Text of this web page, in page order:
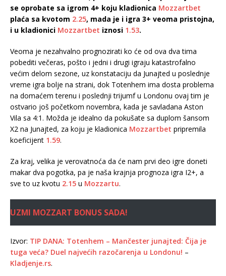
se oprobate sa igrom 4+ koju kladionica Mozzartbet
plaća sa kvotom 2.25, mada je i igra 3+ veoma pristojna,
i u kladionici Mozzartbet iznosi 1.53.
Veoma je nezahvalno prognozirati ko će od ova dva tima
pobediti večeras, pošto i jedni i drugi igraju katastrofalno
većim delom sezone, uz konstataciju da Junajted u poslednje
vreme igra bolje na strani, dok Totenhem ima dosta problema
na domaćem terenu i poslednji trijumf u Londonu ovaj tim je
ostvario još početkom novembra, kada je savladana Aston
Vila sa 4:1. Možda je idealno da pokušate sa duplom šansom
X2 na Junajted, za koju je kladionica Mozzartbet pripremila
koeficijent 1.59.
Za kraj, velika je verovatnoća da će nam prvi deo igre doneti
makar dva pogotka, pa je naša krajnja prognoza igra I2+, a
sve to uz kvotu 2.15 u Mozzartu.
UZMI MOZZART BONUS SADA!
Izvor: TIP DANA: Totenhem – Mančester junajted: Čija je
tuga veća? Duel najvećih razočarenja u Londonu! –
Kladjenje.rs.